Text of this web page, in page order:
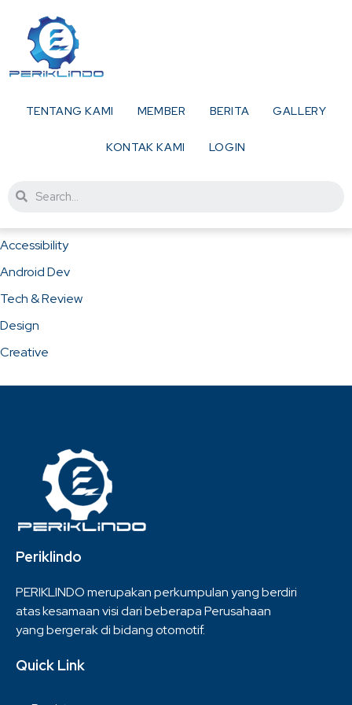
TENTANG KAMI MEMBER BERITA GALLERY
KONTAK KAMI LOGIN
Accessibility
Android Dev
Tech & Review
Design
Creative
Periklindo
PERIKLINDO merupakan perkumpulan yang berdiri
atas kesamaan visi dari beberapa Perusahaan
yang bergerak di bidang otomotif.
Quick Link